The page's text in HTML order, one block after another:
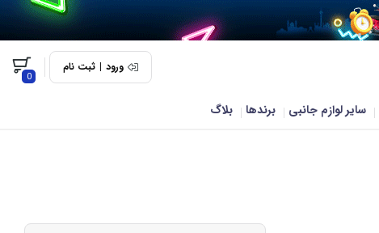
ورود | ثبت نام
0
سایر لوازم جانبی برندها بلاگ